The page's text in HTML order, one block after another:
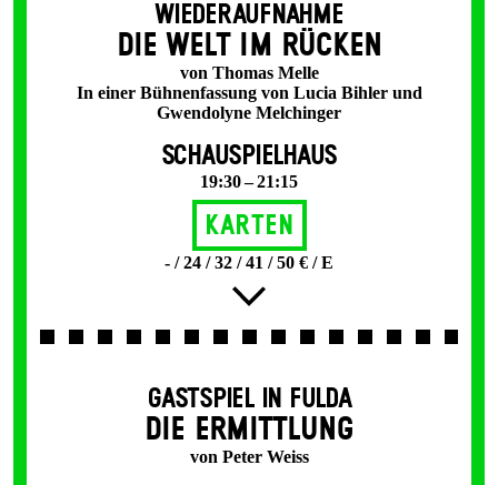
WIEDERAUFNAHME
DIE WELT IM RÜCKEN
von Thomas Melle
In einer Bühnenfassung von Lucia Bihler und
Gwendolyne Melchinger
SCHAUSPIELHAUS
19:30 – 21:15
Karten
- / 24 / 32 / 41 / 50 € / E
GASTSPIEL IN FULDA
DIE ERMITTLUNG
von Peter Weiss